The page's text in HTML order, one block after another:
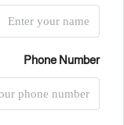
Phone Number